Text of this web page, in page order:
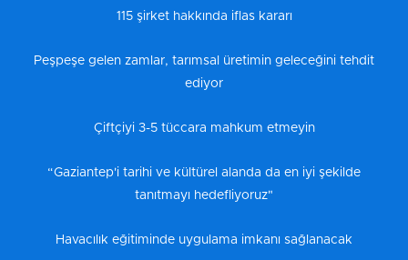
115 şirket hakkında iflas kararı
Peşpeşe gelen zamlar, tarımsal üretimin geleceğini tehdit
ediyor
Çiftçiyi 3-5 tüccara mahkum etmeyin
“Gaziantep'i tarihi ve kültürel alanda da en iyi şekilde
tanıtmayı hedefliyoruz"
Havacılık eğitiminde uygulama imkanı sağlanacak